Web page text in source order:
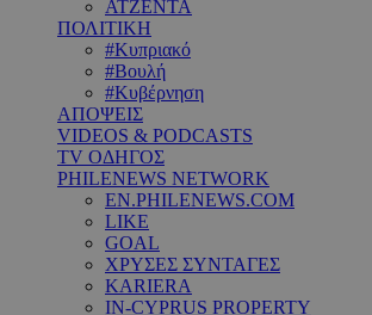
ΑΤΖΕΝΤΑ
ΠΟΛΙΤΙΚΗ
#Κυπριακό
#Βουλή
#Κυβέρνηση
ΑΠΟΨΕΙΣ
VIDEOS & PODCASTS
TV ΟΔΗΓΟΣ
PHILENEWS NETWORK
EN.PHILENEWS.COM
LIKE
GOAL
ΧΡΥΣΕΣ ΣΥΝΤΑΓΕΣ
KARIERA
IN-CYPRUS PROPERTY